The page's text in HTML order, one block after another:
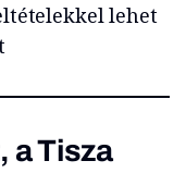
lehet
a Tisza